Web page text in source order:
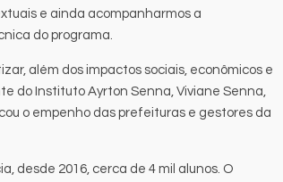
e ainda acompanharmos a
do programa.
além dos impactos sociais, econômicos e
do Instituto Ayrton Senna, Viviane Senna,
o empenho das prefeituras e gestores da
desde 2016, cerca de 4 mil alunos. O